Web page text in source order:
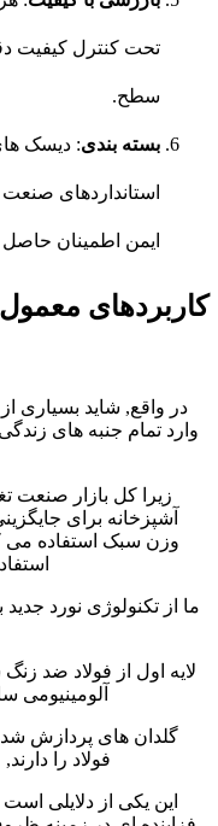
تحت کنترل کیفیت
سطح.
بسته بندی: دیسک
استانداردهای
ایمن اطمینان
کاربردهای
در واقع, شاید بسیاری
وارد تمام جنبه های
زیرا کل بازار صنعت
آشپزخانه برای
وزن سبک استفاده می
ما از تکنولوژی نورد جدید
لایه اول از فولاد ضد
گلدان های پردازش
فولاد را
این یکی از دلایلی